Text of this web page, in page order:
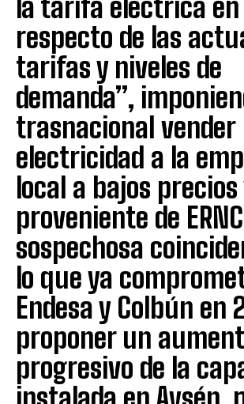
la tarifa eléctrica
respecto de las
tarifas y niveles de
demanda”,
trasnacional vender
electricidad a la
local a bajos precios
proveniente de
sospechosa
lo que ya
Endesa y Colbún en
proponer un
progresivo de la